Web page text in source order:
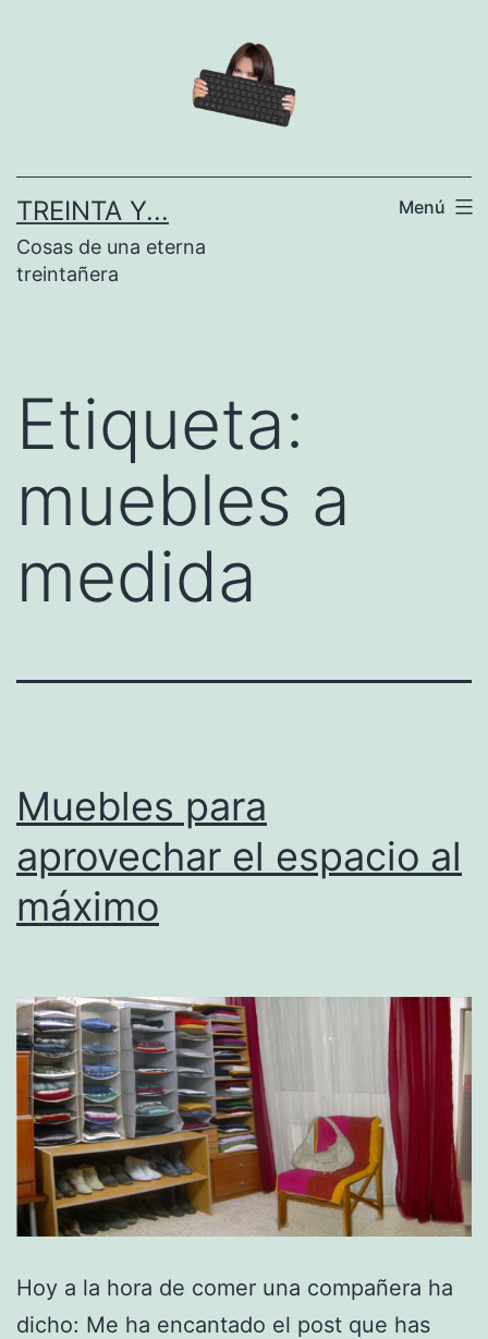
TREINTA Y...
Cosas de una eterna
treintañera
Menú
Etiqueta:
muebles a
medida
Muebles para
aprovechar el espacio al
máximo
Hoy a la hora de comer una compañera ha
dicho: Me ha encantado el post que has